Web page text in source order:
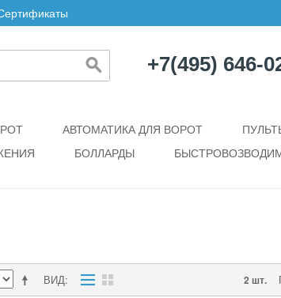
+7(495) 646-
АВТОМАТИКА ДЛЯ ВОРОТ
БОЛЛАРДЫ
ВИД 2 шт.